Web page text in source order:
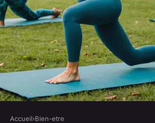
Accueil›Bien-etre